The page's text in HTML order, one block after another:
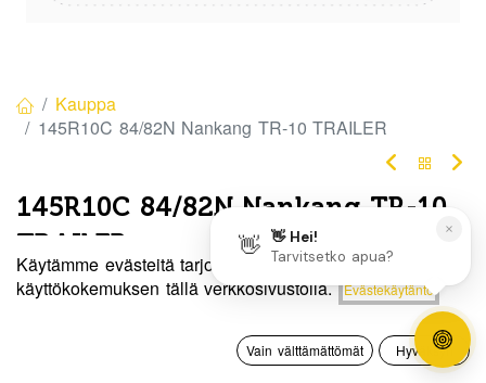
Hinta:
Lisää ostoskoriin
0
Toivelista Tili
Kauppa
145R10C 84/82N Nankang TR-10 TRAILER
145R10C 84/82N Nankang TR-10
TRAILER
Tuotekoodi:4280235
Käytämme evästeitä tarjotaksemme sinulle paremman
käyttökokemuksen tällä verkkosivustolla.
Evästekäytäntö
Vain välttämättömät Hyväksyn